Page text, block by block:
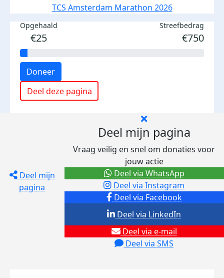
TCS Amsterdam Marathon 2026
Opgehaald
€25
Streefbedrag
€750
Doneer
Deel deze pagina
Deel mijn
pagina
Deel mijn pagina
Vraag veilig en snel om donaties voor
jouw actie
Deel via Facebook
Deel via Instagram
Deel via e-mail
Deel via SMS
Deel via LinkedIn
Deel via WhatsApp